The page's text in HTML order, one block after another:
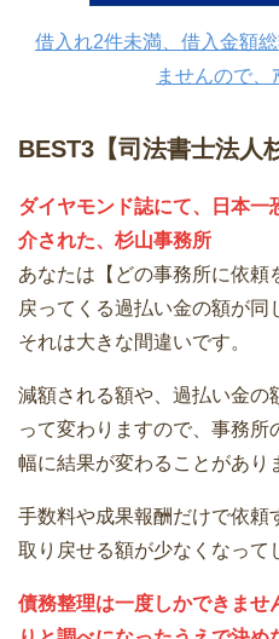
借入れ2件未満、借入金額
ませんので、
BEST3【司法書士法人
ダイヤモンド誌にて、日本
介された、杉山事務所
あなたは【どの事務所に依頼
戻ってくる過払い金の額が同
それは大きな間違いです。
減額される額や、過払い金の
って変わりますので、事務
幅に結果が変わることがあり
手数料や成果報酬だけで依頼
取り戻せる額が少なくなって
債務整理は一度しかできませ